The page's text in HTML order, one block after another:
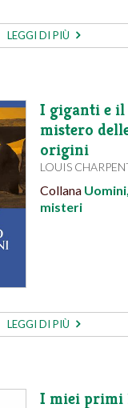
LEGGI DI PIÙ
I giganti e il
mistero
origini
LOUIS
Collana
misteri
LEGGI DI PIÙ
I miei primi